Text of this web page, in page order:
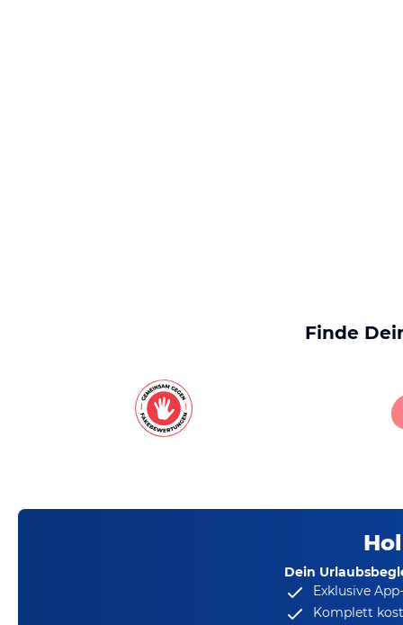
Finde
Dein
Exklusive
Komplett